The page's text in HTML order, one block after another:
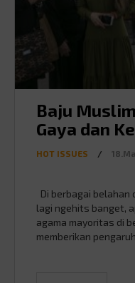
Baju
Gaya dan
HOT ISSUES /
Di berbagai belahan
lagi ngehits banget,
agama mayoritas di
memberikan